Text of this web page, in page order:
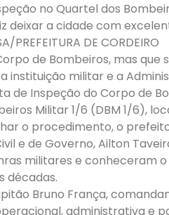
no Quartel dos
deixar a cidade com
PREFEITURA DE CORDEIRO
de Bombeiros, mas
instituição militar e a
de Inspeção do Corpo de
Militar 1/6 (DBM 1/6),
o procedimento, o
e de Governo, Ailton
militares e conheceram
décadas.
Bruno França,
administrativa e